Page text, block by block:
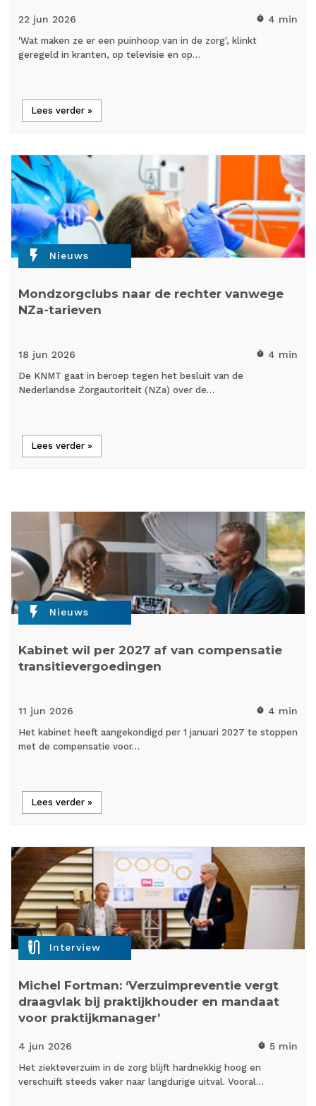
22 jun 2026 timer 4 min
'Wat maken ze er een puinhoop van in de zorg', klinkt
geregeld in kranten, op televisie en op…
Lees verder »
flash_on Nieuws
Mondzorgclubs naar de rechter vanwege
NZa-tarieven
18 jun 2026 timer 4 min
De KNMT gaat in beroep tegen het besluit van de
Nederlandse Zorgautoriteit (NZa) over de…
Lees verder »
flash_on Nieuws
Kabinet wil per 2027 af van compensatie
transitievergoedingen
11 jun 2026 timer 4 min
Het kabinet heeft aangekondigd per 1 januari 2027 te stoppen
met de compensatie voor…
Lees verder »
mic_external_on Interview
Michel Fortman: ‘Verzuimpreventie vergt
draagvlak bij praktijkhouder en mandaat
voor praktijkmanager’
4 jun 2026 timer 5 min
Het ziekteverzuim in de zorg blijft hardnekkig hoog en
verschuift steeds vaker naar langdurige uitval. Vooral…